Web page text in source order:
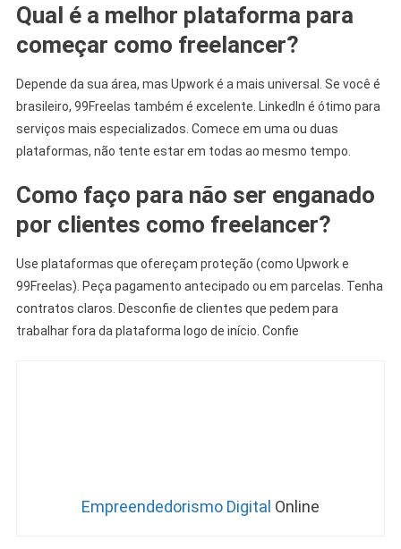
Qual é a melhor plataforma para
começar como freelancer?
Depende da sua área, mas Upwork é a mais universal. Se você é
brasileiro, 99Freelas também é excelente. LinkedIn é ótimo para
serviços mais especializados. Comece em uma ou duas
plataformas, não tente estar em todas ao mesmo tempo.
Como faço para não ser enganado
por clientes como freelancer?
Use plataformas que ofereçam proteção (como Upwork e
99Freelas). Peça pagamento antecipado ou em parcelas. Tenha
contratos claros. Desconfie de clientes que pedem para
trabalhar fora da plataforma logo de início. Confie
Empreendedorismo Digital Online